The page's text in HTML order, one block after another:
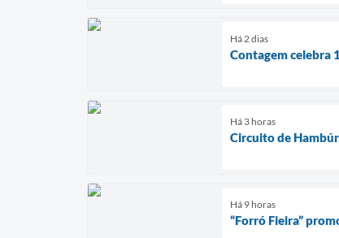
Há 2 dias
Contagem celebra
Há 3 horas
Circuito de
Há 9 horas
“Forró Fieira”